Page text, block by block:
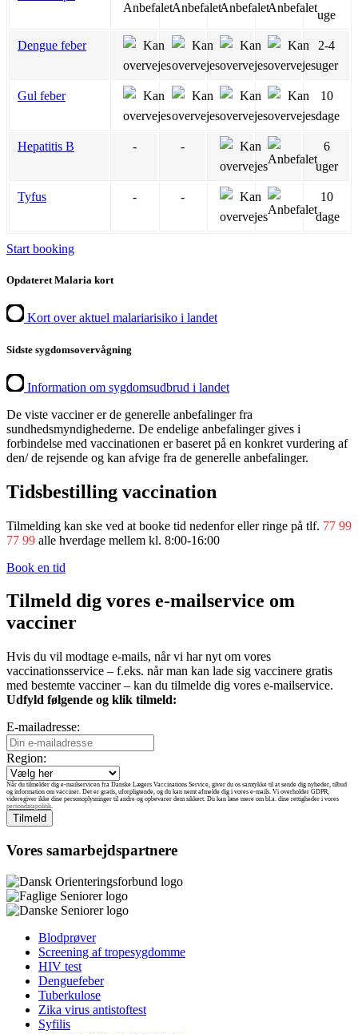
uge
Dengue feber
2-4
uger
Gul feber
10
dage
Hepatitis B - -
6
uger
Tyfus - -
10
dage
Start booking
Opdateret Malaria kort
Kort over aktuel malariarisiko i landet
Sidste sygdomsovervågning
Information om sygdomsudbrud i landet
De viste vacciner er de generelle anbefalinger fra
sundhedsmyndighederne. De endelige anbefalinger gives i
forbindelse med vaccinationen er baseret på en konkret vurdering af
den/ de rejsende og kan afvige fra de generelle anbefalinger.
Tidsbestilling vaccination
Tilmelding kan ske ved at booke tid nedenfor eller ringe på tlf. 77 99
77 99 alle hverdage mellem kl. 8:00-16:00
Book en tid
Tilmeld dig vores e-mailservice om
vacciner
Hvis du vil modtage e-mails, når vi har nyt om vores
vaccinationsservice – f.eks. når man kan lade sig vaccinere gratis
med bestemte vacciner – kan du tilmelde dig vores e-mailservice.
Udfyld følgende og klik tilmeld:
E-mailadresse:
Region:
Når du tilmelder dig e-mailservicen fra Danske Lægers Vaccinations Service, giver du os samtykke til at sende dig nyheder, tilbud
og information om vacciner. Det er gratis, uforpligtende, og du kan nemt afmelde dig i vores e-mails. Vi overholder GDPR,
videregiver ikke dine personoplysninger til andre og opbevarer dem sikkert. Du kan læse mere om bl.a. dine rettigheder i vores
persondatapolitik.
Vores samarbejdspartnere
Blodprøver
Screening af tropesygdomme
HIV test
Denguefeber
Tuberkulose
Zika virus antistoftest
Syfilis